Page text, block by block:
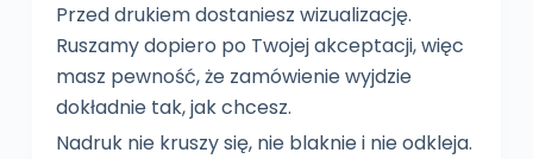
Przed drukiem dostaniesz wizualizację.
Ruszamy dopiero po Twojej akceptacji, więc
masz pewność, że zamówienie wyjdzie
dokładnie tak, jak chcesz.
Nadruk nie kruszy się, nie blaknie i nie odkleja.